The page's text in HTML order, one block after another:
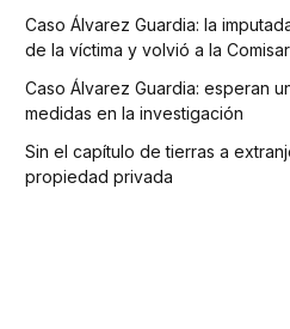
Caso Álvarez Guardia: la
de la víctima y volvió a la
Caso Álvarez Guardia: esperan
medidas en la investigación
Sin el capítulo de tierras a
propiedad privada